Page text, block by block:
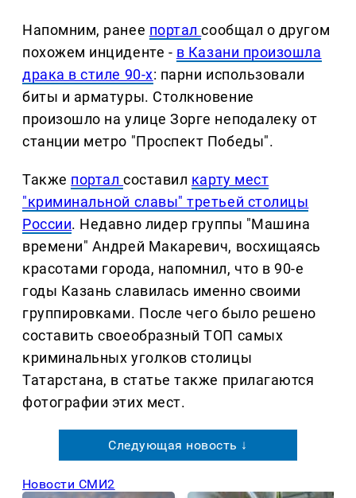
Напомним, ранее порталсообщал о другом
похожем инциденте - в Казани произошла
драка в стиле 90-х: парни использовали
биты и арматуры. Столкновение
произошло на улице Зорге неподалеку от
станции метро "Проспект Победы".
Также порталсоставил карту мест
"криминальной славы" третьей столицы
России. Недавно лидер группы "Машина
времени" Андрей Макаревич, восхищаясь
красотами города, напомнил, что в 90-е
годы Казань славилась именно своими
группировками. После чего было решено
составить своеобразный ТОП самых
криминальных уголков столицы
Татарстана, в статье также прилагаются
фотографии этих мест.
Следующая новость ↓
Новости СМИ2